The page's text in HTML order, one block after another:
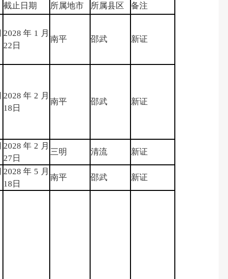
截止日期 所属地市 所属县区 备注
2028年1月
22日
南平 邵武 新证
2028年2月
18日
南平 邵武 新证
2028年2月
27日
三明 清流 新证
2028年5月
18日
南平 邵武 新证